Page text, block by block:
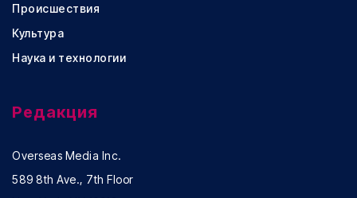
Происшествия
Культура
Наука и технологии
Редакция
Overseas Media Inc.
589 8th Ave., 7th Floor